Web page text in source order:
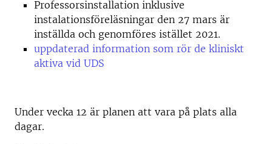
Professorsinstallation inklusive
instalationsföreläsningar den 27 mars är
inställda och genomföres istället 2021.
uppdaterad information som rör de kliniskt
aktiva vid UDS
Under vecka 12 är planen att vara på plats alla
dagar.